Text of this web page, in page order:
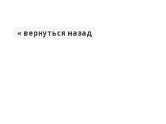
« вернуться назад